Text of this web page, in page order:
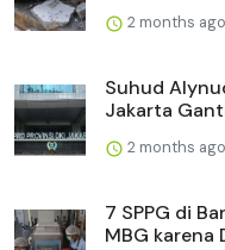
2 months ago
Suhud
Jakarta
2 months ago
7 SPPG di
MBG karena